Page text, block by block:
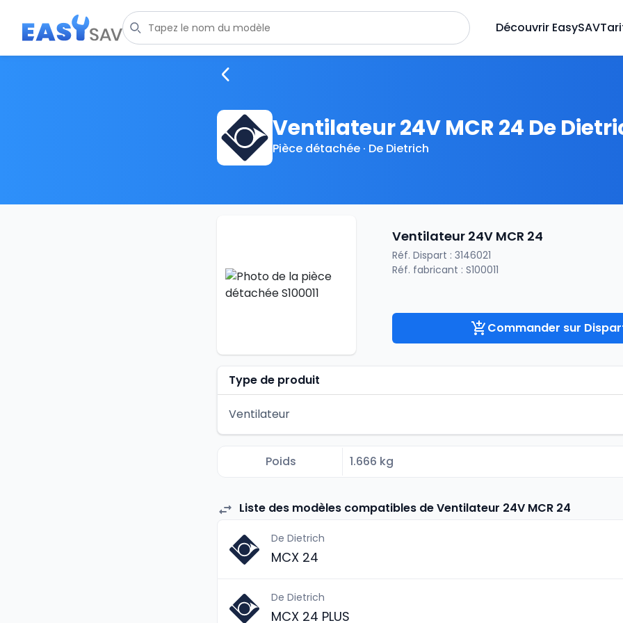
Découvrir EasySAV
Ventilateur 24V MCR 24 De
Pièce détachée · De Dietrich
Ventilateur 24V MCR 24
Réf. Dispart : 3146021
Réf. fabricant : S100011
Commander sur
Type de produit
Ventilateur
Poids 1.666 kg
Liste des modèles compatibles de Ventilateur 24V MCR 24
De Dietrich
MCX 24
De Dietrich
MCX 24 PLUS